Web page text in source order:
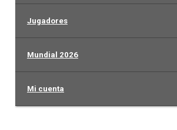
Jugadores
Mundial 2026
Mi cuenta